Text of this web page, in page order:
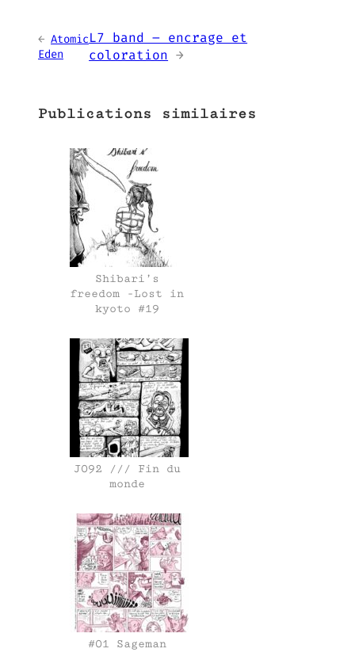
← Atomic
Eden
L7 band – encrage et
coloration →
Publications similaires
Shibari’s
freedom -Lost in
kyoto #19
J092 /// Fin du
monde
#01 Sageman